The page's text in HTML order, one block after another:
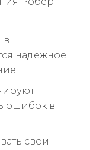
в
надежное
ошибок в
свои